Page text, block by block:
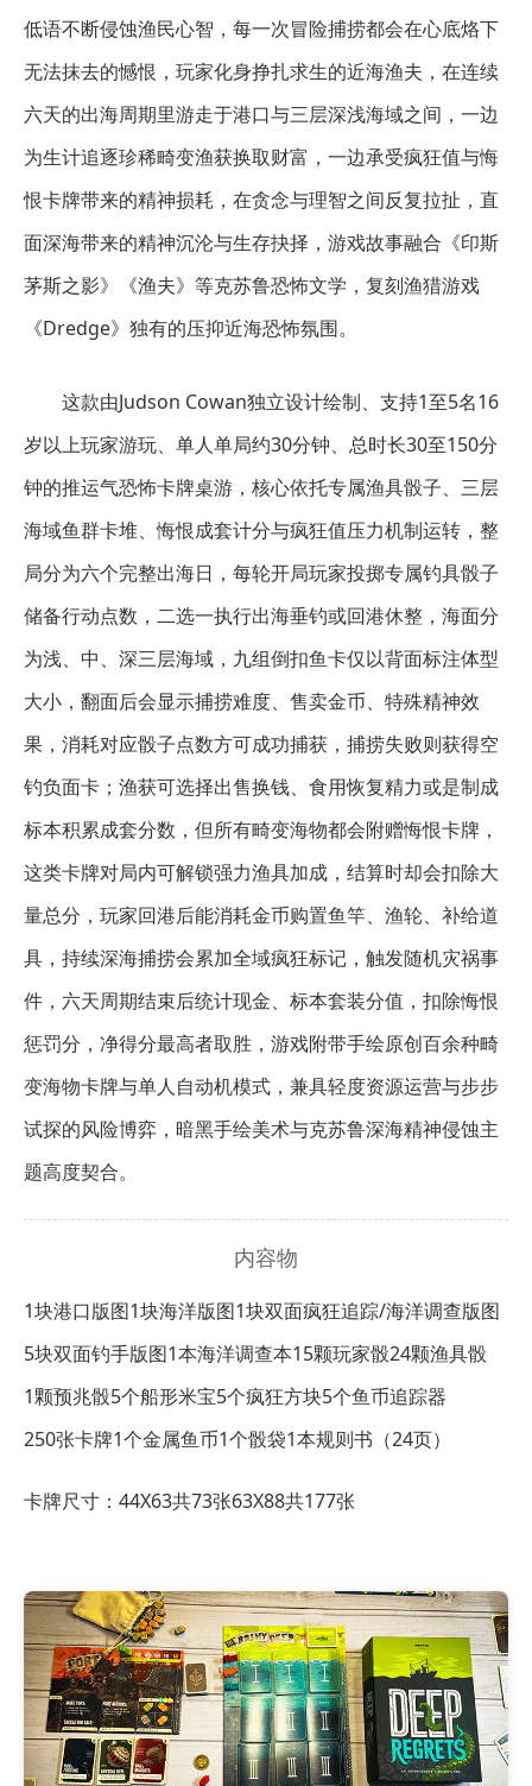
低语不断侵蚀渔民心智，每一次冒险捕捞都会在心底烙下
无法抹去的憾恨，玩家化身挣扎求生的近海渔夫，在连续
六天的出海周期里游走于港口与三层深浅海域之间，一边
为生计追逐珍稀畸变渔获换取财富，一边承受疯狂值与悔
恨卡牌带来的精神损耗，在贪念与理智之间反复拉扯，直
面深海带来的精神沉沦与生存抉择，游戏故事融合《印斯
茅斯之影》《渔夫》等克苏鲁恐怖文学，复刻渔猎游戏
《Dredge》独有的压抑近海恐怖氛围。
这款由Judson Cowan独立设计绘制、支持1至5名16
岁以上玩家游玩、单人单局约30分钟、总时长30至150分
钟的推运气恐怖卡牌桌游，核心依托专属渔具骰子、三层
海域鱼群卡堆、悔恨成套计分与疯狂值压力机制运转，整
局分为六个完整出海日，每轮开局玩家投掷专属钓具骰子
储备行动点数，二选一执行出海垂钓或回港休整，海面分
为浅、中、深三层海域，九组倒扣鱼卡仅以背面标注体型
大小，翻面后会显示捕捞难度、售卖金币、特殊精神效
果，消耗对应骰子点数方可成功捕获，捕捞失败则获得空
钓负面卡；渔获可选择出售换钱、食用恢复精力或是制成
标本积累成套分数，但所有畸变海物都会附赠悔恨卡牌，
这类卡牌对局内可解锁强力渔具加成，结算时却会扣除大
量总分，玩家回港后能消耗金币购置鱼竿、渔轮、补给道
具，持续深海捕捞会累加全域疯狂标记，触发随机灾祸事
件，六天周期结束后统计现金、标本套装分值，扣除悔恨
惩罚分，净得分最高者取胜，游戏附带手绘原创百余种畸
变海物卡牌与单人自动机模式，兼具轻度资源运营与步步
试探的风险博弈，暗黑手绘美术与克苏鲁深海精神侵蚀主
题高度契合。
内容物
1块港口版图1块海洋版图1块双面疯狂追踪/海洋调查版图
5块双面钓手版图1本海洋调查本15颗玩家骰24颗渔具骰
1颗预兆骰5个船形米宝5个疯狂方块5个鱼币追踪器
250张卡牌1个金属鱼币1个骰袋1本规则书（24页）
卡牌尺寸：44X63共73张63X88共177张